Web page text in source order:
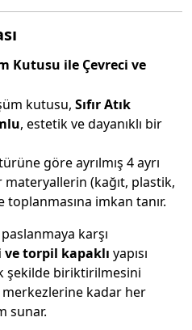
Kutusu ile Çevreci ve
kutusu, Sıfır Atık
, estetik ve dayanıklı bir
göre ayrılmış 4 ayrı
(kağıt, plastik,
imkan tanır.
karşı
torpil kapaklı yapısı
şekilde biriktirilmesini
merkezlerine kadar her
sunar.